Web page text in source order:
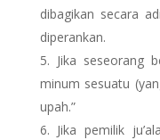
dibagikan secara
diperankan.
Jika seseorang
minum sesuatu
upah.”
Jika pemilik